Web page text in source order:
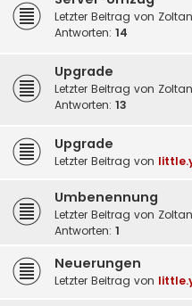
Letzter Beitrag von Zoltan
Antworten: 14
Upgrade
Letzter Beitrag von Zoltan
Antworten: 13
Upgrade
Letzter Beitrag von
Umbenennung
Letzter Beitrag von Zoltan
Antworten: 1
Neuerungen
Letzter Beitrag von